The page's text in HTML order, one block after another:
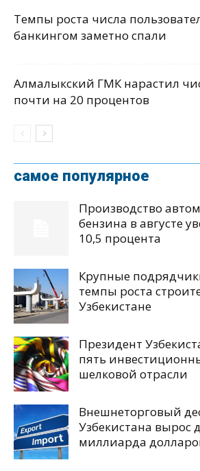
Темпы роста числа
банкингом заметно спали
Алмалыкский ГМК нарастил
почти на 20 процентов
самое популярное
Производство
бензина в августе
10,5 процента
Крупные
темпы роста
Узбекистане
Президент
пять
шелковой отрасли
Внешнеторговый
Узбекистана вырос
миллиарда